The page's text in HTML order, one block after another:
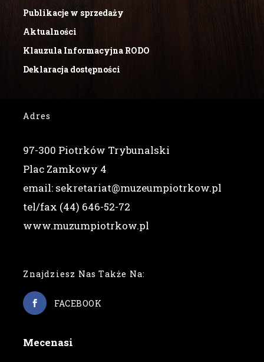
Publikacje w sprzedaży
Aktualności
Klauzula Informacyjna RODO
Deklaracja dostępności
Adres
97-300 Piotrków Trybunalski
Plac Zamkowy 4
email: sekretariat@muzeumpiotrkow.pl
tel/fax (44) 646-52-72
www.muzumpiotrkow.pl
Znajdziesz Nas Także Na:
FACEBOOK
Mecenasi